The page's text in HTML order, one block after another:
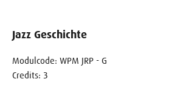
Jazz Geschichte
Modulcode: WPM JRP - G
Credits: 3